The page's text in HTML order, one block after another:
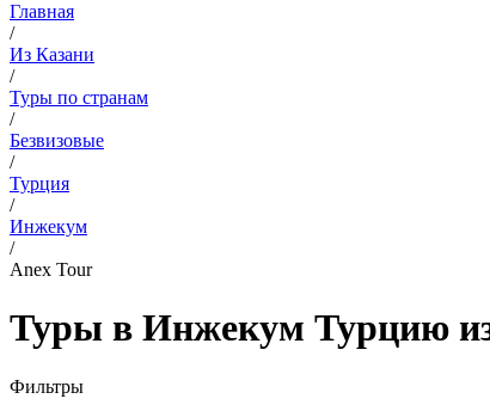
Главная
/
Из Казани
/
Туры по странам
/
Безвизовые
/
Турция
/
Инжекум
/
Anex Tour
Туры в Инжекум Турцию из
Фильтры